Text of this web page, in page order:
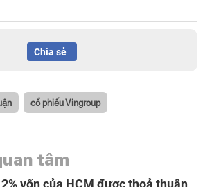
Chia sẻ
cổ phiếu Vingroup
tâm
vốn của HCM được thoả thuận